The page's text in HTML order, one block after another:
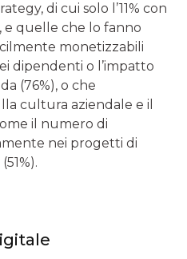
di cui solo l’11% con
quelle che lo fanno
monetizzabili
dipendenti o l’impatto
(76%), o che
cultura aziendale e il
il numero di
nei progetti di